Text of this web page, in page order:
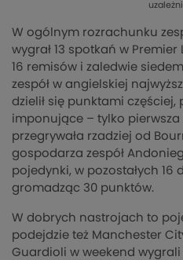
W ogólnym rozrachunku
wygrał 13 spotkań w
16 remisów i zaledwie
zespół w angielskiej
dzielił się punktami
imponujące – tylko
przegrywała rzadziej od
gospodarza zespół
pojedynki, w pozostałych
gromadząc 30 punktów.
W dobrych nastrojach to
podejdzie też Manchester
Guardioli w weekend wygrali